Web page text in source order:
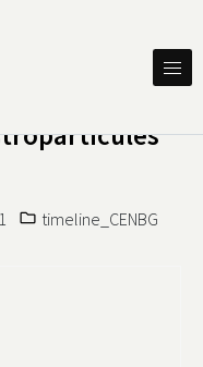
timeline_CENBG